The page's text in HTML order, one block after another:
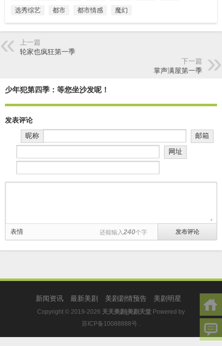
选秀综艺
都市 都市情感 魔幻
上一篇
轮家也疯狂第一季
下一篇
掌声满屋第一季
少年犯第四季：等您坐沙发呢！
发表评论
昵称
邮箱
网址
表情 还能输入240个字
新闻资讯 最新美剧 美剧剧情预告 美剧明星
Copyright © 2019-2026 天天美剧|美剧天堂 Powered by
苏ICP备10088888号 .